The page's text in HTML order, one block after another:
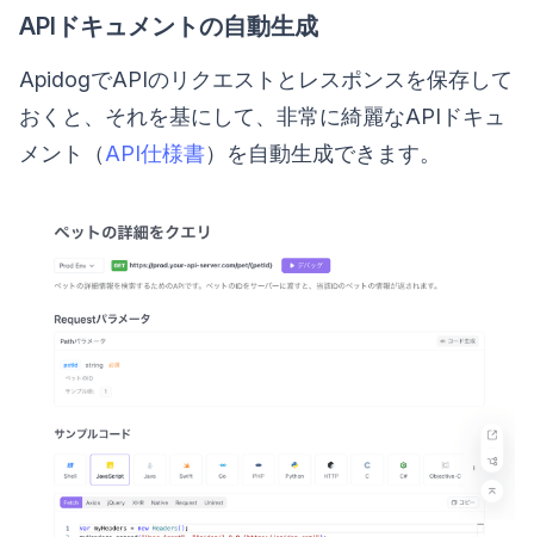
APIドキュメントの自動生成
ApidogでAPIのリクエストとレスポンスを保存して
おくと、それを基にして、非常に綺麗なAPIドキュ
メント（API仕様書）を自動生成できます。